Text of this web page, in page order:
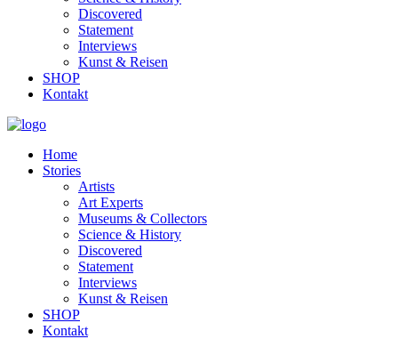
Discovered
Statement
Interviews
Kunst & Reisen
SHOP
Kontakt
Home
Stories
Artists
Art Experts
Museums & Collectors
Science & History
Discovered
Statement
Interviews
Kunst & Reisen
SHOP
Kontakt